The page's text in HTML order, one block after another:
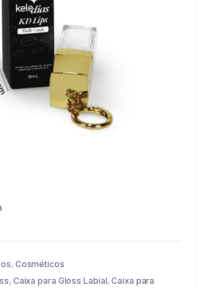
, Cosméticos
, Caixa para Gloss Labial,Caixa para